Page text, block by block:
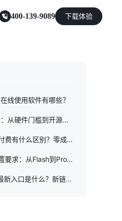
400-139-9089 下载体验
线使用软件有哪些？
Kimi K3 本地部署方法：从硬件门槛到开源权重落地的完整指南
DeepSeek-V4免费和付费有什么区别？零成本体验到API按量付费，三种使用方式一次性讲清楚
DeepSeek-V4本地配置要求：从Flash到Pro硬件选型指南
sbti官网免费版2026最新入口是什么？新链接/备用站与避坑指南全收录